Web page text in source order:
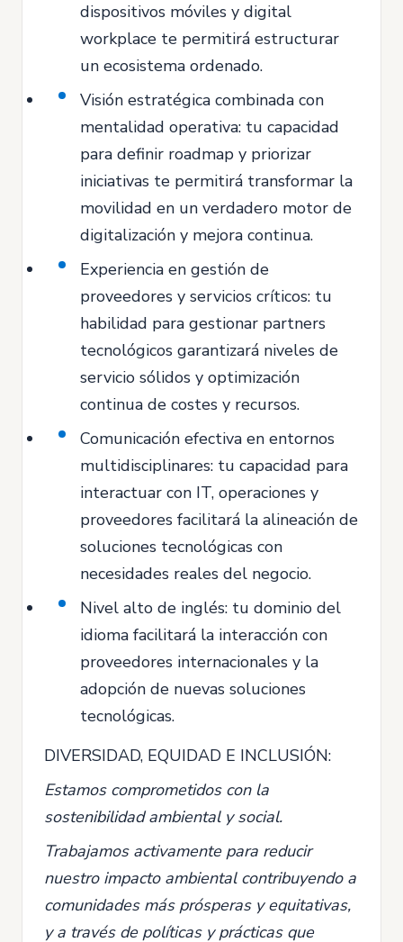
dispositivos móviles y digital
workplace te permitirá estructurar
un ecosistema ordenado.
Visión estratégica combinada con
mentalidad operativa: tu capacidad
para definir roadmap y priorizar
iniciativas te permitirá transformar la
movilidad en un verdadero motor de
digitalización y mejora continua.
Experiencia en gestión de
proveedores y servicios críticos: tu
habilidad para gestionar partners
tecnológicos garantizará niveles de
servicio sólidos y optimización
continua de costes y recursos.
Comunicación efectiva en entornos
multidisciplinares: tu capacidad para
interactuar con IT, operaciones y
proveedores facilitará la alineación de
soluciones tecnológicas con
necesidades reales del negocio.
Nivel alto de inglés: tu dominio del
idioma facilitará la interacción con
proveedores internacionales y la
adopción de nuevas soluciones
tecnológicas.
DIVERSIDAD, EQUIDAD E INCLUSIÓN:
Estamos comprometidos con la
sostenibilidad ambiental y social.
Trabajamos activamente para reducir
nuestro impacto ambiental contribuyendo a
comunidades más prósperas y equitativas,
y a través de políticas y prácticas que